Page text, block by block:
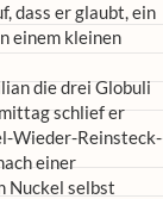
dass er glaubt, ein
einem kleinen
die drei Globuli
schlief er
Wieder-Reinsteck-
einer
Nuckel selbst